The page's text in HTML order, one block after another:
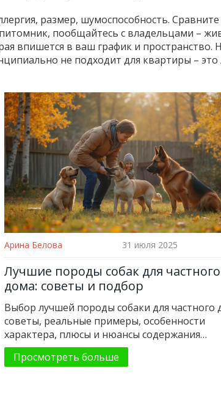
размер, шумоспособность. Сравните
пообщайтесь с владельцами –
впишется в ваш график и пространство.
не подходит для квартиры –
Арина Белова 31 июля 2025
Лучшие породы собак для частного
дома: советы и подбор
Выбор лучшей породы собаки для частного
советы, реальные примеры, особенности
характера, плюсы и нюансы содержания
популярных пород.
Просмотреть больше